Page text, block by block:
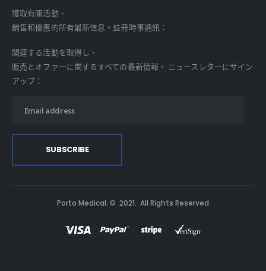
獲取有關活動、
銷售和優惠的所有最新信息。註冊時事通訊：
関連する活動を取得し、
販売とオファーに関するすべての最新情報。 ニュースレターにサイン
アップ：
Porto Medical. © 2021. All Rights Reserved